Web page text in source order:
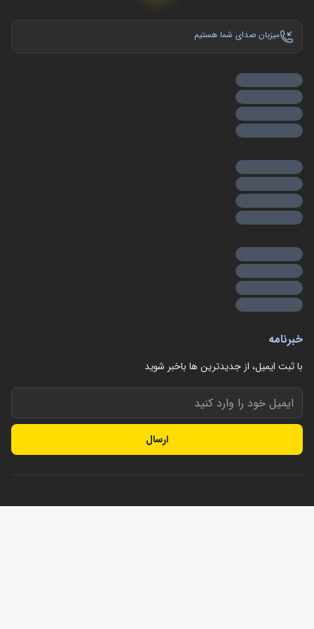
میزبان صدای شما هستیم
خبرنامه
با ثبت ایمیل، از جدید‌ترین ها با‌خبر شوید
ارسال